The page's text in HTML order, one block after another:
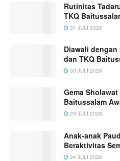
Rutinitas
TKQ
31 JULI 2026
Diawali
dan TKQ
30 JULI 2026
Gema
Baitussalam
29 JULI 2026
Anak-anak
Beraktivitas
24 JULI 2026